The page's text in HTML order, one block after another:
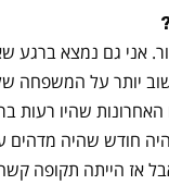
אני גם נמצא ברגע
יותר על המשפחה
האחרונות שהיו רעות
חודש שהיה מדהים
אז הייתה תקופה